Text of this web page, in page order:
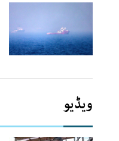
ویڈیو